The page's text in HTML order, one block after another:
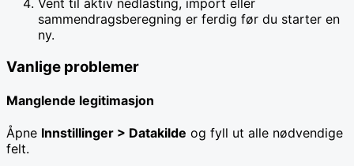
Vent til aktiv nedlasting, import eller
sammendragsberegning er ferdig før du starter en
ny.
Vanlige problemer
Manglende legitimasjon
Åpne Innstillinger > Datakilde og fyll ut alle nødvendige
felt.